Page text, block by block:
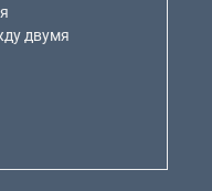
двумя